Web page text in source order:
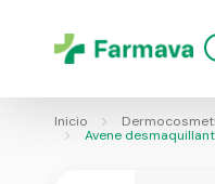
Inicio
Avene